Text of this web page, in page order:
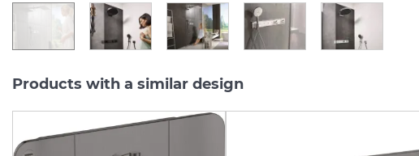
Products with a similar design